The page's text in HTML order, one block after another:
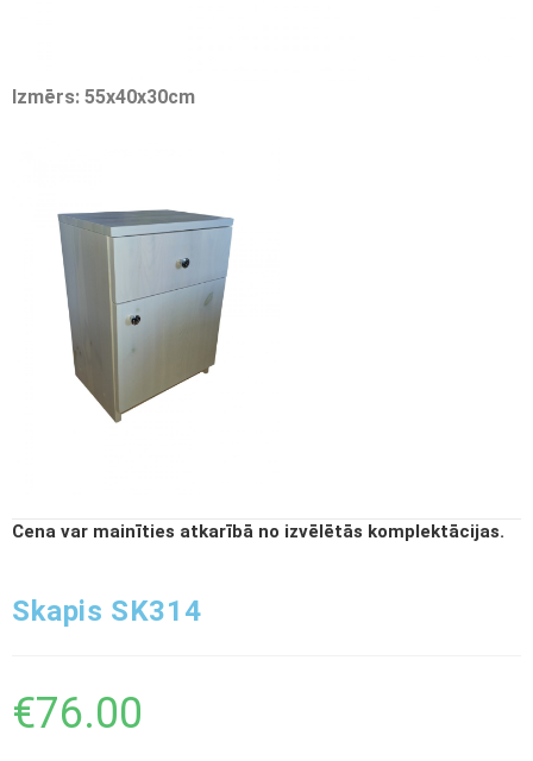
Izmērs: 55x40x30cm
Cena var mainīties atkarībā no izvēlētās komplektācijas.
Skapis SK314
€76.00